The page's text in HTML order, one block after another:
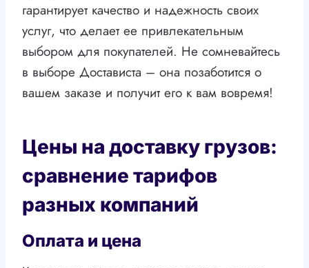
гарантирует качество и надежность своих
услуг, что делает ее привлекательным
выбором для покупателей. Не сомневайтесь
в выборе Достависта – она позаботится о
вашем заказе и получит его к вам вовремя!
Цены на доставку грузов:
сравнение тарифов
разных компаний
Оплата и цена